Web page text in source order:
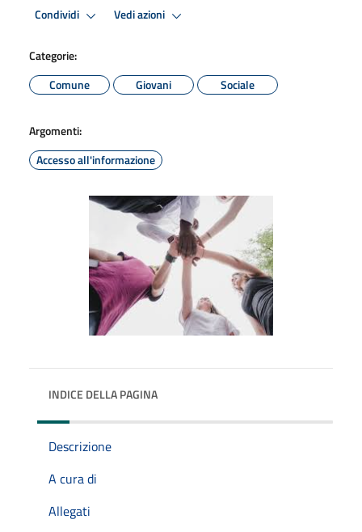
Condividi Vedi azioni
Categorie:
Comune
Giovani Sociale
Argomenti:
Accesso all'informazione
INDICE DELLA PAGINA
Descrizione
A cura di
Allegati